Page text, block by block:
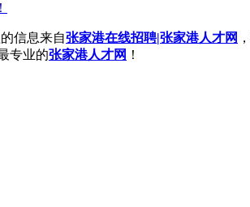
信息来自张家港在线招聘|张家港人才网
专业的张家港人才网 ！